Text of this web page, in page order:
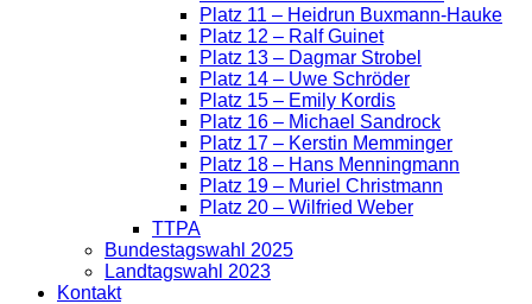
Platz 11 – Heidrun Buxmann-Hauke
Platz 12 – Ralf Guinet
Platz 13 – Dagmar Strobel
Platz 14 – Uwe Schröder
Platz 15 – Emily Kordis
Platz 16 – Michael Sandrock
Platz 17 – Kerstin Memminger
Platz 18 – Hans Menningmann
Platz 19 – Muriel Christmann
Platz 20 – Wilfried Weber
TTPA
Bundestagswahl 2025
Landtagswahl 2023
Kontakt